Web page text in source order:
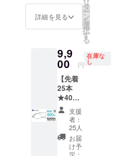
ク&チャ
レン
ジ」を
ご確認
い。
場合、
早急に
ご連絡
致しま
初期不
良以外
に関す
る返
品・返
金はお
受けい
たしか
ねま
す。 そ
の他の
注事項
初期不
良以外
に関す
る返
金はお
受けい
たしか
ねま
す。 そ
の他の
注事項
につい
ては
「リス
ク&チャ
レン
から
１ヶ月
レンズ
度数交
換 初回
無償 [ご
注意] ※
製造状
況によ
り出荷
時期が
遅れる
場合、
早急に
届け予
定]
お届け
予定 [保
証・ア
フター
サポー
ト] ★フ
レー
ム・レ
ンズ 1
年間保
証 ★度
メッ
セージ
し付け
くださ
い。
【オー
ダーレ
ンズ】
処方箋
やレン
ズ情報
も別注
で承り
びくだ
さい。
OK】
A〜Gの
度数な
ら左右
度数違
いも追
加料金
なしで
対応可
能で
す。ご
[レンズ
度数に
には対
応して
いませ
ん。
【選べ
る度
数】
A:+1.00
G:4.00
の標準
常価格
¥16,500
を 割引
価格
（税
込）に
てご提
供 ・
ペー
パーグ
ラス・
ライト
本体（1
本） ・
専用
詳細を見る
タ
ー
ン
を
選
択
す
る
9,9
00 円
在庫な
し
【先着
25本
★40％
OFF】
ペー
パーグ
ラス・
ライト
スクエ
支援
者：
25人
お届
け予